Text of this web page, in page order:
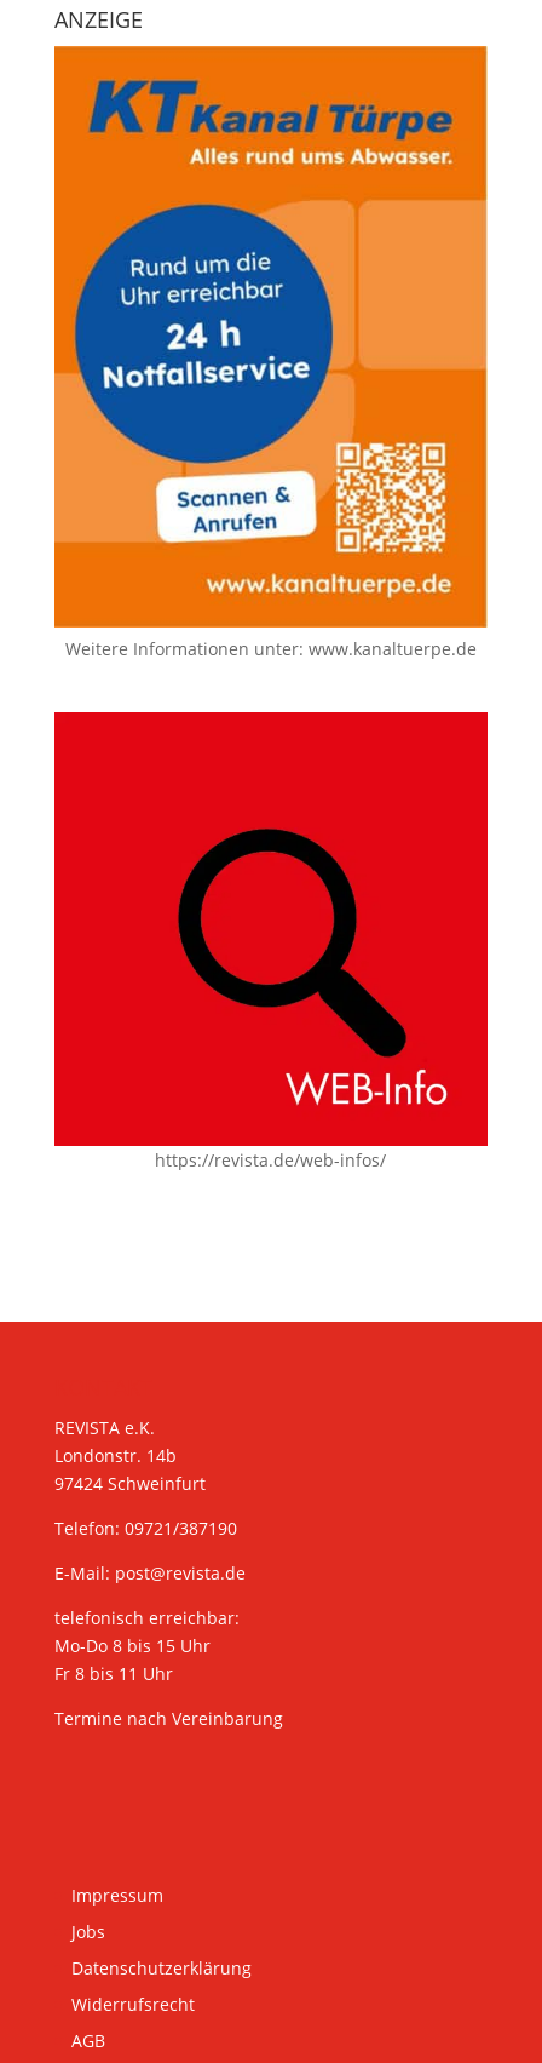
ANZEIGE
Weitere Informationen unter: www.kanaltuerpe.de
https://revista.de/web-infos/
REVISTA e.K.
Londonstr. 14b
97424 Schweinfurt
Telefon: 09721/387190
E-Mail: post@revista.de
telefonisch erreichbar:
Mo-Do 8 bis 15 Uhr
Fr 8 bis 11 Uhr
Termine nach Vereinbarung
Impressum
Jobs
Datenschutzerklärung
Widerrufsrecht
AGB